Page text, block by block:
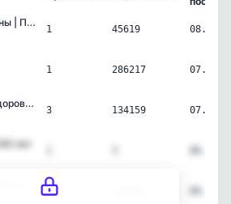
Простые истины | Психоло…
1 45619
1 286217
Бесплатное здоровье. Рец…
3 134159
лет
3